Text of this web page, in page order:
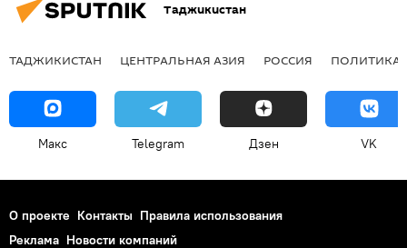
Таджикистан
ТАДЖИКИСТАН ЦЕНТРАЛЬНАЯ АЗИЯ РОССИЯ ПОЛИТИКА
Макс Telegram Дзен VK
О проекте Контакты Правила использования
Реклама Новости компаний